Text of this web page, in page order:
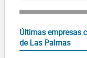
Últimas empresas
de Las Palmas